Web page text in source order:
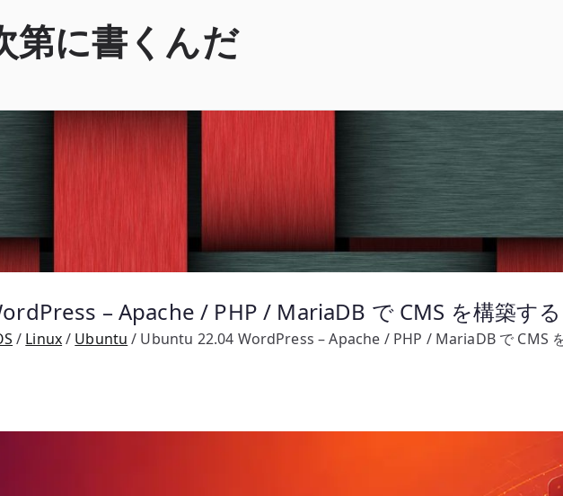
第に書くんだ
– Apache / PHP / MariaDB で CMS を構築する
Linux Ubuntu Ubuntu 22.04 WordPress – Apache / PHP / MariaDB で CMS